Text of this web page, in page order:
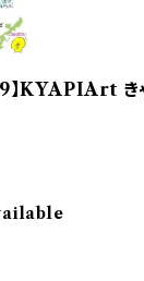
】KYAPIArt き